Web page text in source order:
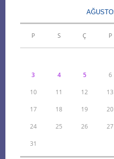
P S Ç P
3 4 5 6
10 11 12 13
17 18 19 20
24 25 26 27
31